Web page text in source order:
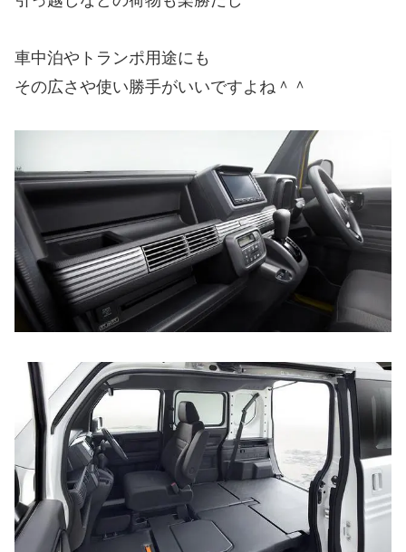
車中泊やトランポ用途にも
その広さや使い勝手がいいですよね＾＾